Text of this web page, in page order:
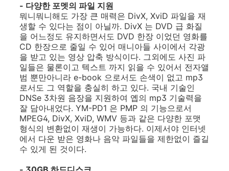
- 다양한 포멧의 파일 지원
뭐니뭐니해도 가장 큰 매력은 DivX, XviD 파일을 재
생할 수 있다는 점이 아닐까. DivX 는 DVD 급 화질
을 어느정도 유지하면서도 DVD 한장 이었던 영화를
CD 한장으로 줄일 수 있어 매니아들 사이에서 각광
을 받고 있는 영상 압축 방식이다. 그외에도 사진 파
일들은 물론이고 텍스트 까지 읽을 수 있어서 전자앨
범 뿐만아니라 e-book 으로서도 손색이 없고 mp3
로서도 그 역할을 충실히 하고 있다. 국내 기술인
DNSe 3차원 음장을 지원하여 옙의 mp3 기술력을
잘 담아내었다. YM-PD1 은 PMP 의 기능으로서
MPEG4, DivX, XviD, WMV 등과 같은 다양한 포맷
형식의 변환없이 재생이 가능하다. 이제서야 인터넷
에서 다운 받은 영화나 음악 파일들을 제한없이 즐길
수 있게 된 것이다.